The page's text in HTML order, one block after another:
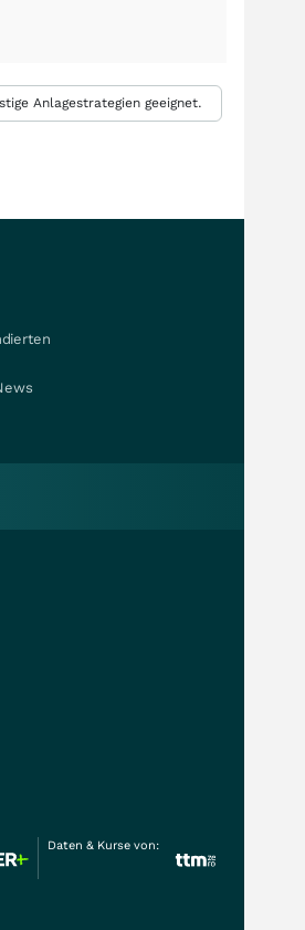
Anlagestrategien geeignet.
Daten & Kurse von: